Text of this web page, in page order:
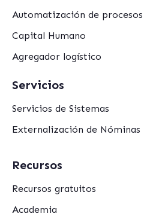
Automatización de procesos
Capital Humano
Agregador logístico
Servicios
Servicios de Sistemas
Externalización de Nóminas
Recursos
Recursos gratuitos
Academia